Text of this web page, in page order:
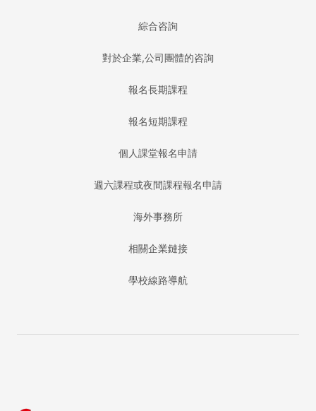
綜合咨詢
對於企業,公司團體的咨詢
報名長期課程
報名短期課程
個人課堂報名申請
週六課程或夜間課程報名申請
海外事務所
相關企業鏈接
學校線路導航